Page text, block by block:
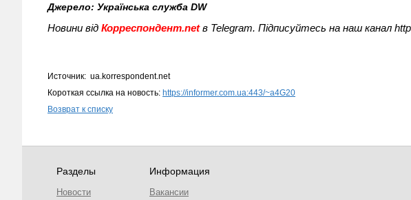
Джерело: Українська служба DW
Новини від Корреспондент.netв Telegram. Підписуйтесь на наш канал
Источник: ua.korrespondent.net
Короткая ссылка на новость: https://informer.com.ua:443/~a4G20
Возврат к списку
Разделы
Новости
Информация
Вакансии